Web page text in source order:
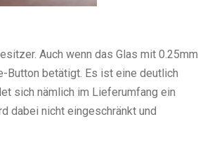
Auch wenn das Glas mit 0.25mm
Button betätigt. Es ist eine deutlich
sich nämlich im Lieferumfang ein
dabei nicht eingeschränkt und